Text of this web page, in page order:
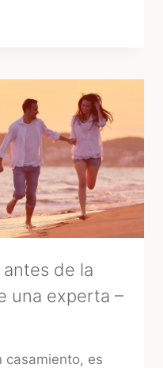
de la
una experta –
casamiento, es